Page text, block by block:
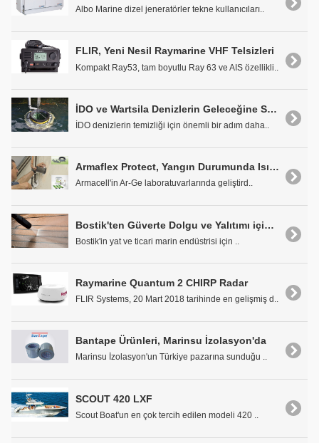
Albo Marine dizel jeneratörler tekne kullanıcıları..
FLIR, Yeni Nesil Raymarine VHF Telsizleri
Kompakt Ray53, tam boyutlu Ray 63 ve AIS özellikli..
İDO ve Wartsila Denizlerin Geleceğine Sahip Çıkıyor
İDO denizlerin temizliği için önemli bir adım daha..
Armaflex Protect, Yangın Durumunda Isı ile Genleşebiliyor
Armacell'in Ar-Ge laboratuvarlarında geliştird..
Bostik'ten Güverte Dolgu ve Yalıtımı için Güvenli Çözüm
Bostik'in yat ve ticari marin endüstrisi için ..
Raymarine Quantum 2 CHIRP Radar
FLIR Systems, 20 Mart 2018 tarihinde en gelişmiş d..
Bantape Ürünleri, Marinsu İzolasyon'da
Marinsu İzolasyon'un Türkiye pazarına sunduğu ..
SCOUT 420 LXF
Scout Boat'un en çok tercih edilen modeli 420 ..